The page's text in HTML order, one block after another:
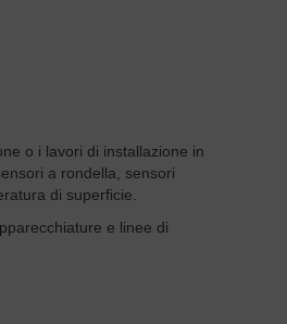
o i lavori di installazione in
a rondella, sensori
di superficie.
e linee di